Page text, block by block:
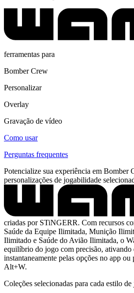
ferramentas para
Bomber Crew
Personalizar
Overlay
Gravação de vídeo
Como usar
Perguntas frequentes
Potencialize sua experiência em Bomber
personalizações de jogabilidade
criadas por STiNGERR. Com recursos
Saúde da Equipe Ilimitada, Munição
Ilimitado e Saúde do Avião Ilimitada, o
equilíbrio do jogo com precisão, ativando
instantaneamente pelas opções no app
Alt+W.
Coleções selecionadas para cada estilo